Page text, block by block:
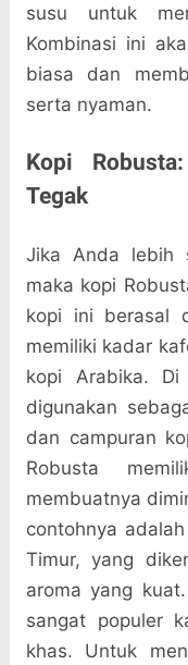
susu untuk
Kombinasi ini
biasa dan
serta nyaman.
Kopi
Tegak
Jika Anda lebih
maka kopi
kopi ini berasal
memiliki kadar
kopi Arabika. Di
digunakan
dan campuran
Robusta
membuatnya
contohnya
Timur, yang
aroma yang
sangat populer
khas. Untuk